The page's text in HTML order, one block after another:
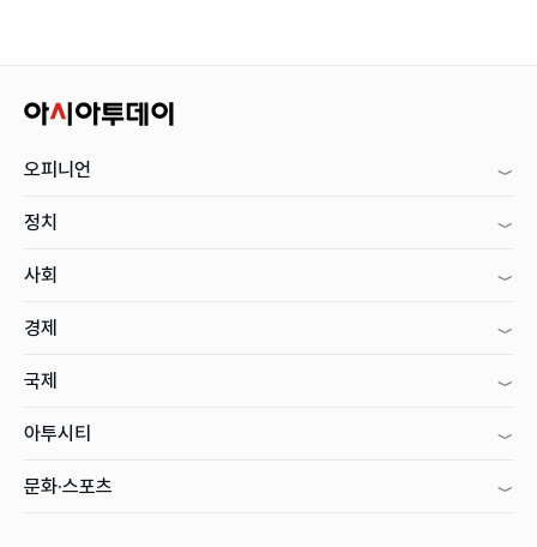
오피니언
정치
사회
경제
국제
아투시티
문화·스포츠